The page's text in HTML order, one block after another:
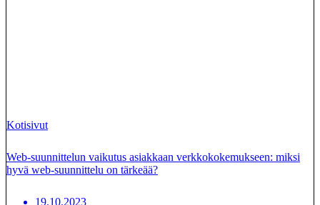
Kotisivut
Web-suunnittelun vaikutus asiakkaan verkkokokemukseen: miksi
hyvä web-suunnittelu on tärkeää?
19.10.2023